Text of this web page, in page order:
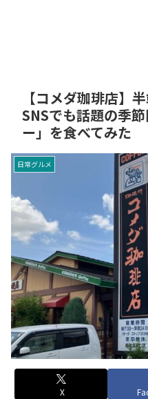
【コメダ珈琲店】
SNSでも話題の季
ー」を食べてみた
日常グルメ
X